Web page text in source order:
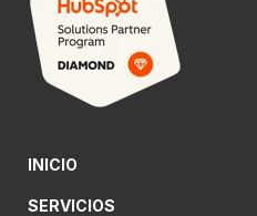
INICIO
SERVICIOS